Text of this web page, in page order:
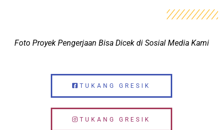
Foto Proyek Pengerjaan Bisa Dicek di Sosial Media Kami
TUKANG GRESIK
TUKANG GRESIK